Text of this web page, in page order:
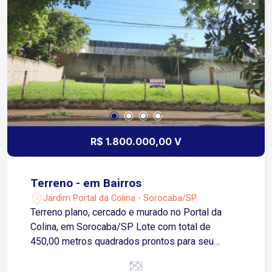
R$ 1.800.000,00 V
Terreno - em Bairros
Jardim Portal da Colina - Sorocaba/SP
Terreno plano, cercado e murado no Portal da
Colina, em Sorocaba/SP Lote com total de
450,00 metros quadrados prontos para seu